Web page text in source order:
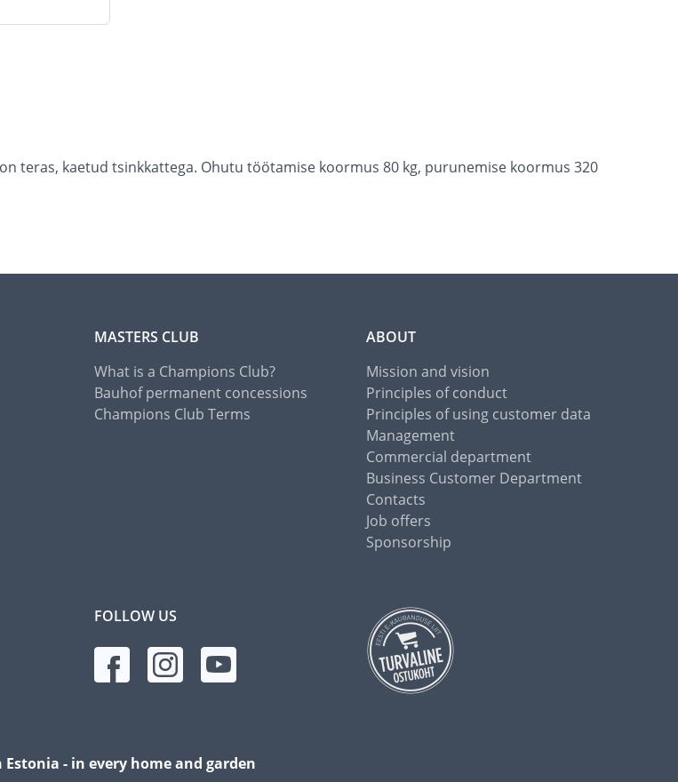
teras, kaetud tsinkkattega. Ohutu töötamise koormus 80 kg, purunemise koormus 320
MASTERS CLUB
What is a Champions Club?
Bauhof permanent concessions
Champions Club Terms
ABOUT
Mission and vision
Principles of conduct
Principles of using customer data
Management
Commercial department
Business Customer Department
Contacts
Job offers
Sponsorship
FOLLOW US
Estonia - in every home and garden